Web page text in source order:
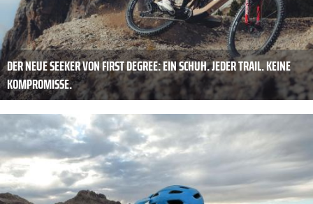
DER NEUE SEEKER VON FIRST DEGREE: EIN SCHUH. JEDER TRAIL. KEINE
KOMPROMISSE.